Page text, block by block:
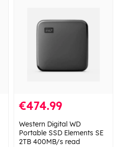
€474.99
Western Digital WD
Portable SSD Elements SE
2TB 400MB/s read